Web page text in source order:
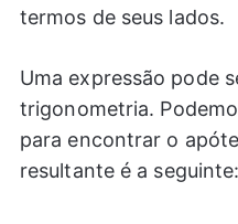
termos de seus lados.
Uma expressão pode
trigonometria.
para encontrar o
resultante é a seguinte: